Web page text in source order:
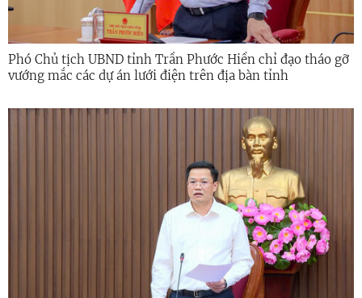
Phó Chủ tịch UBND tỉnh Trần Phước Hiền chỉ đạo tháo gỡ
vướng mắc các dự án lưới điện trên địa bàn tỉnh